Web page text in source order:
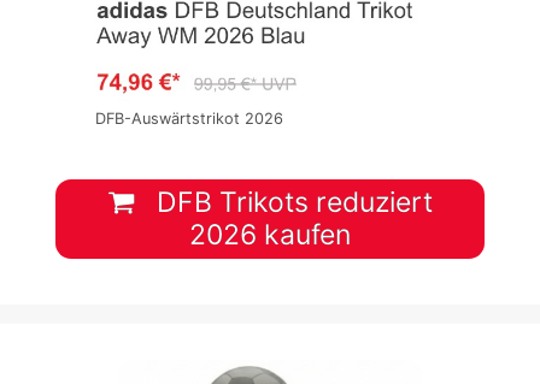
DFB-Auswärtstrikot 2026
DFB Trikots reduziert
2026 kaufen